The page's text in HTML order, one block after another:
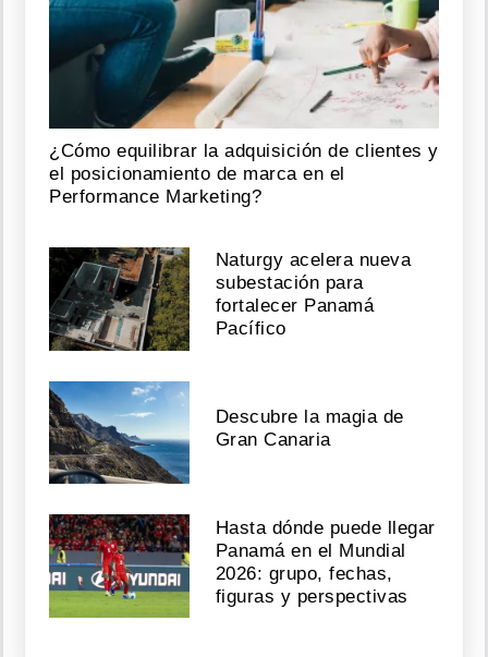
¿Cómo equilibrar la adquisición de clientes y
el posicionamiento de marca en el
Performance Marketing?
Naturgy acelera nueva
subestación para
fortalecer Panamá
Pacífico
Descubre la magia de
Gran Canaria
Hasta dónde puede llegar
Panamá en el Mundial
2026: grupo, fechas,
figuras y perspectivas